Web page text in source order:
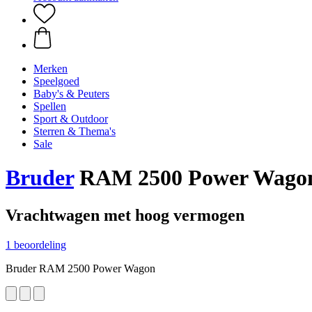
Merken
Speelgoed
Baby's & Peuters
Spellen
Sport & Outdoor
Sterren & Thema's
Sale
BruderRAM 2500 Power
Vrachtwagen met hoog vermogen
1 beoordeling
Bruder RAM 2500 Power Wagon